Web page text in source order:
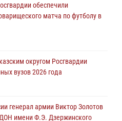
по Республике Калмыкия
медикам и девушке с
обеспечили
матча по футболу в
округом Росгвардии
вузов 2026 года
генерал армии Виктор Золотов
имени Ф.Э. Дзержинского